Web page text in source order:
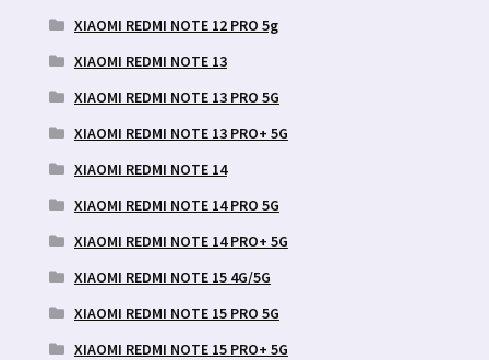
XIAOMI REDMI NOTE 12 PRO 5g
XIAOMI REDMI NOTE 13
XIAOMI REDMI NOTE 13 PRO 5G
XIAOMI REDMI NOTE 13 PRO+ 5G
XIAOMI REDMI NOTE 14
XIAOMI REDMI NOTE 14 PRO 5G
XIAOMI REDMI NOTE 14 PRO+ 5G
XIAOMI REDMI NOTE 15 4G/5G
XIAOMI REDMI NOTE 15 PRO 5G
XIAOMI REDMI NOTE 15 PRO+ 5G